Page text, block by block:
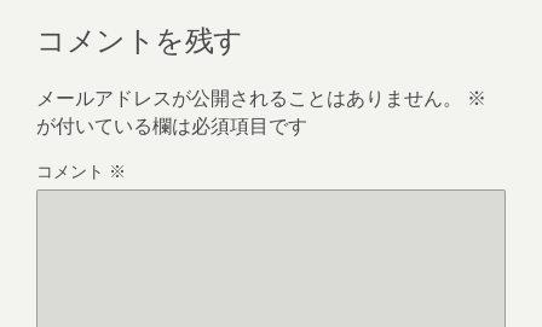
コメントを残す
メールアドレスが公開されることはありません。
※
が付いている欄は必須項目です
コメント ※